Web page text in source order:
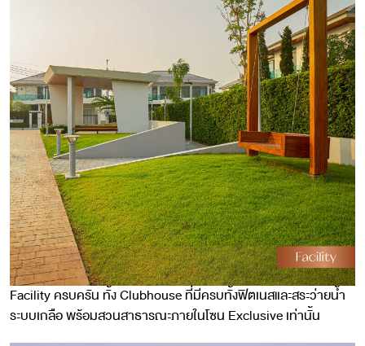
Facility ครบครัน ทั้ง Clubhouse ที่มีครบทั้งฟิตเนสและสระว่ายน้ำ
ระบบเกลือ พร้อมสวนสาธารณะภายในโซน Exclusive เท่านั้น